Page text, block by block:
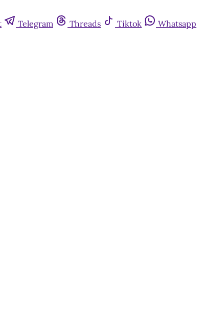
Telegram Threads Tiktok
Whatsapp